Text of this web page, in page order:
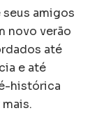
amigos
novo verão
até
e até
histórica